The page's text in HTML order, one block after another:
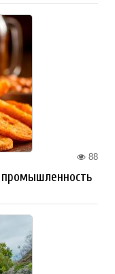
88
промышленность